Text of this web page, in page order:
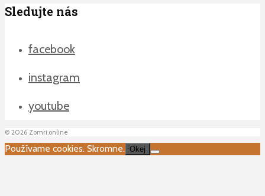
Sledujte nás
facebook
instagram
youtube
© 2026 Zomri.online
Používame cookies. Skromne. Okej